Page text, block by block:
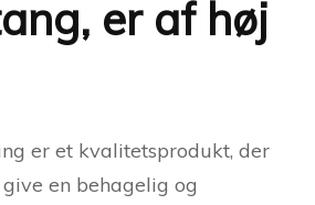
er af høj
er et kvalitetsprodukt, der
en behagelig og